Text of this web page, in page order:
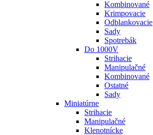
Kombinované
Krimpovacie
Odblankovacie
Sady
Spotrebák
Do 1000V
Strihacie
Manipulačné
Kombinované
Ostatné
Sady
Miniatúrne
Strihacie
Manipulačné
Klenotnícke